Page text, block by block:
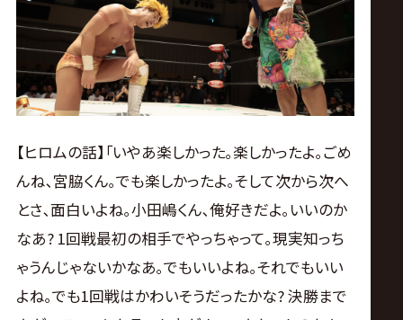
【ヒロムの話】｢いやあ楽しかった｡楽しかったよ｡ごめ
んね､宮脇くん｡でも楽しかったよ｡そして次から次へ
とさ､面白いよね｡小田嶋くん､俺好きだよ｡いいのか
なあ? 1回戦最初の相手でやっちゃって｡現実知っち
ゃうんじゃないかなあ｡でもいいよね｡それでもいい
よね｡でも1回戦はかわいそうだったかな? 決勝まで